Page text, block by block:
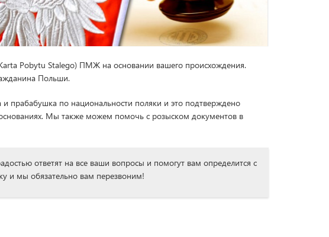
Pobytu Stalego) ПМЖ на основании вашего происхождения.
Польши.
прабабушка по национальности поляки и это подтверждено
Мы также можем помочь с розыском документов в
ответят на все ваши вопросы и помогут вам определится с
и мы обязательно вам перезвоним!